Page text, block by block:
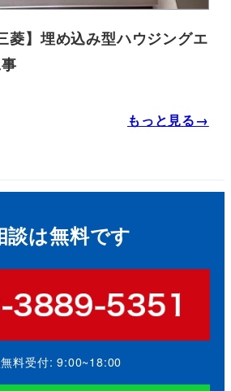
菱】埋め込み型ハウジングエ
もっと見る→
談は無料です
料受付: 9:00~18:00